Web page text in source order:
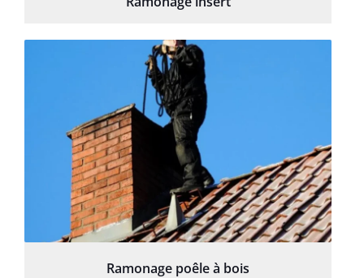
Ramonage poêle à bois